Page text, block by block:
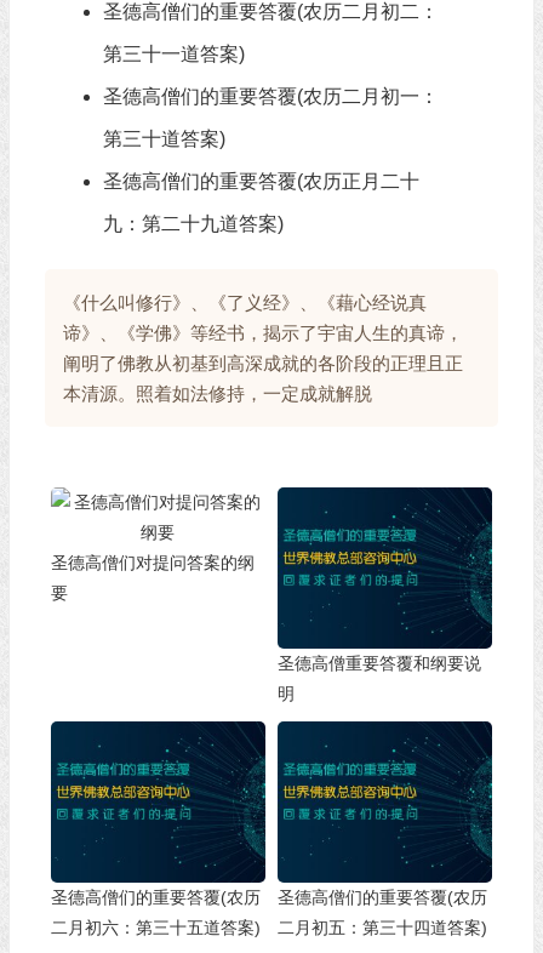
圣德高僧们的重要答覆(农历二月初二：
第三十一道答案)
圣德高僧们的重要答覆(农历二月初一：
第三十道答案)
圣德高僧们的重要答覆(农历正月二十
九：第二十九道答案)
《什么叫修行》、《了义经》、《藉心经说真
谛》、《学佛》等经书，揭示了宇宙人生的真谛，
阐明了佛教从初基到高深成就的各阶段的正理且正
本清源。照着如法修持，一定成就解脱
圣德高僧们对提问答案的纲
要
圣德高僧重要答覆和纲要说
明
圣德高僧们的重要答覆(农历
二月初六：第三十五道答案)
圣德高僧们的重要答覆(农历
二月初五：第三十四道答案)